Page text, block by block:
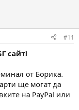
#11
сайт!
от Борика.
ще могат да
на PayPal или